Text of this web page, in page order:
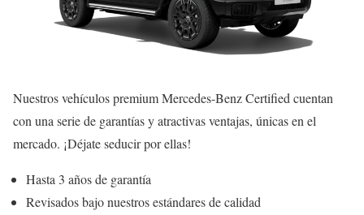
Nuestros vehículos premium Mercedes-Benz Certified cuentan
con una serie de garantías y atractivas ventajas, únicas en el
mercado. ¡Déjate seducir por ellas!
Hasta 3 años de garantía
Revisados bajo nuestros estándares de calidad